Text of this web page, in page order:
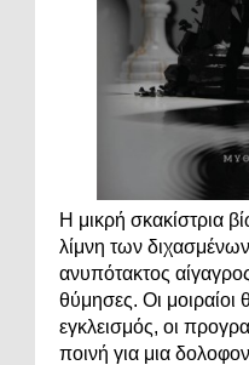
Η μικρή σκακίστρια
λίμνη των
ανυπότακτος
θύμησες. Οι μοιραίοι
εγκλεισμός, οι
ποινή για μια